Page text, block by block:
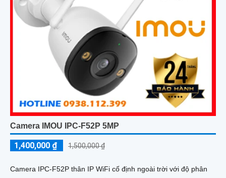
Camera IMOU IPC-F52P 5MP
1,400,000 ₫ 1,500,000 ₫
Camera IPC-F52P thân IP WiFi cố định ngoài trời với độ phân